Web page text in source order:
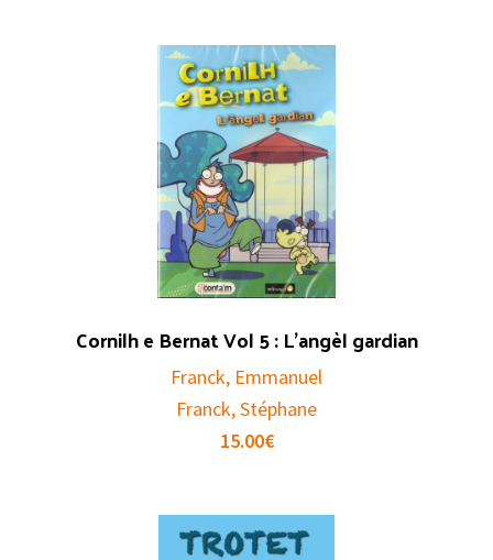
Cornilh e Bernat Vol 5 : L’angèl gardian
Franck, Emmanuel
Franck, Stéphane
15.00€